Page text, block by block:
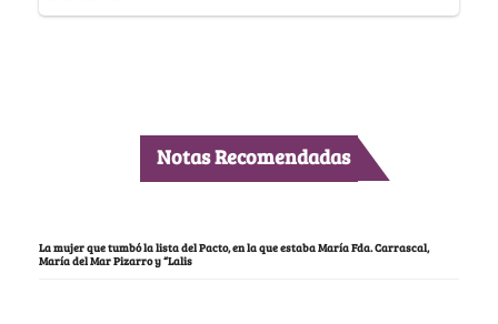
Notas Recomendadas
La mujer que tumbó la lista del Pacto, en la que estaba María Fda. Carrascal,
María del Mar Pizarro y “Lalis